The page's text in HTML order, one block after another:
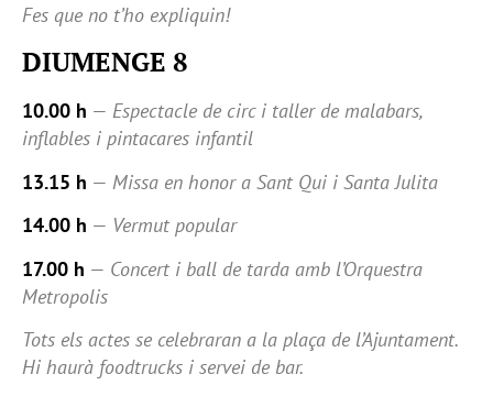
Fes que no t’ho expliquin!
DIUMENGE 8
10.00 h — Espectacle de circ i taller de malabars,
inflables i pintacares infantil
13.15 h — Missa en honor a Sant Qui i Santa Julita
14.00 h — Vermut popular
17.00 h — Concert i ball de tarda amb l’Orquestra
Metropolis
Tots els actes se celebraran a la plaça de l’Ajuntament.
Hi haurà foodtrucks i servei de bar.